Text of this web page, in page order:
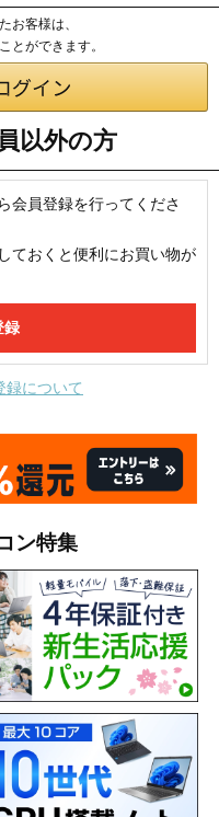
お客様は、
とができます。
以外の方
会員登録を行ってくださ
ておくと便利にお買い物が
録について
ン特集